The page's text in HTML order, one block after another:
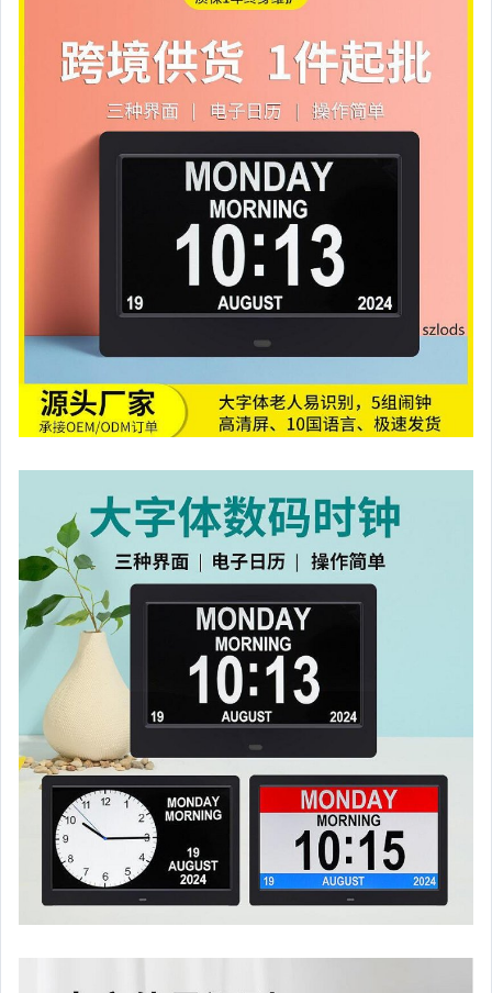
汽機車精品百貨
居家、家具與園藝
玩具、模型與公仔
女裝與服飾配件
手錶與飾品配件
女包精品與女鞋
家電與影音視聽